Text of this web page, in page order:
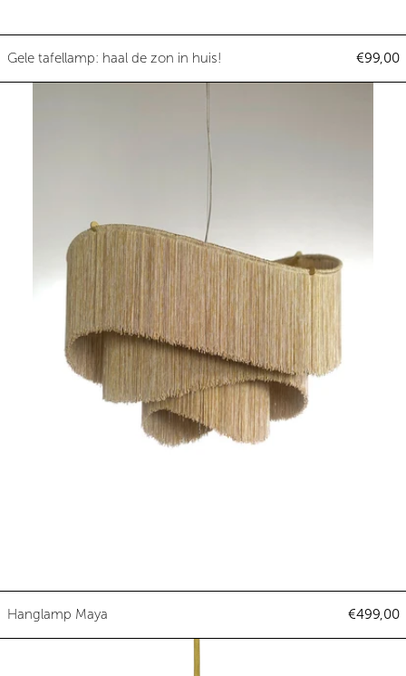
Gele tafellamp: haal de zon in huis!
€99,00
Hanglamp Maya
€499,00